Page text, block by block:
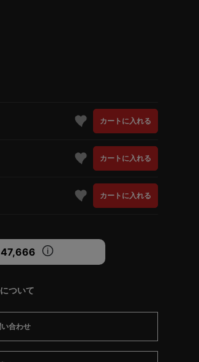
カートに入れる
カートに入れる
カートに入れる
47,666
ついて
合わせ